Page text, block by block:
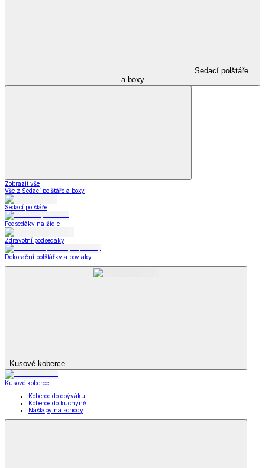
Sedací polštáře
a boxy
Zobrazit vše
Vše z Sedací polštáře a boxy
Sedací polštáře
Podsedáky na židle
Zdravotní podsedáky
Dekorační polštářky a povlaky
Kusové koberce
Kusové koberce
Koberce do obýváku
Koberce do kuchyně
Nášlapy na schody